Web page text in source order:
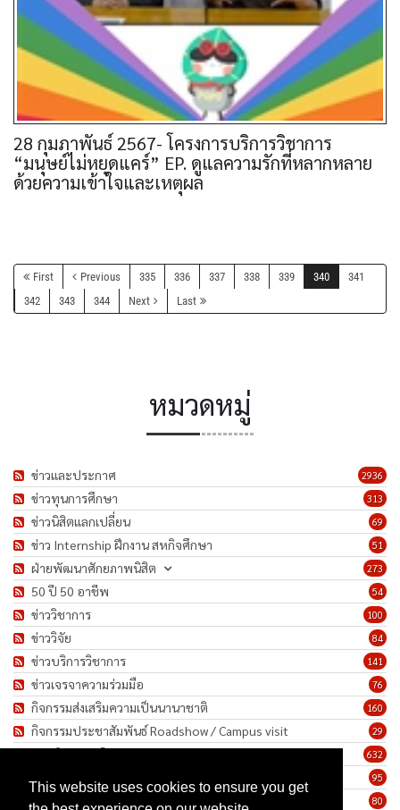
This website uses cookies to ensure you get
28 กุมภาพันธ์ 2567- โครงการบริการวิชาการ
“มนุษย์ไม่หยุดแคร์” EP. ดูแลความรักที่หลากหลาย
ด้วยความเข้าใจและเหตุผล
First Previous 335 336 337 338 339 340
341
342
343 344 Next Last
หมวดหมู่
2936
ข่าวและประกาศ
313
ข่าวทุนการศึกษา
69
ข่าวนิสิตแลกเปลี่ยน
51
ข่าว Internship ฝึกงาน สหกิจศึกษา
273
ฝ่ายพัฒนาศักยภาพนิสิต
54
50 ปี 50 อาชีพ
100
ข่าววิชาการ
84
ข่าววิจัย
141
ข่าวบริการวิชาการ
76
ข่าวเจรจาความร่วมมือ
160
กิจกรรมส่งเสริมความเป็นนานาชาติ
29
กิจกรรมประชาสัมพันธ์ Roadshow / Campus visit
632
ภาพกิจกรรม/โครงการ
95
80
ทำนุบำรุงศิลปวัฒนธรรม